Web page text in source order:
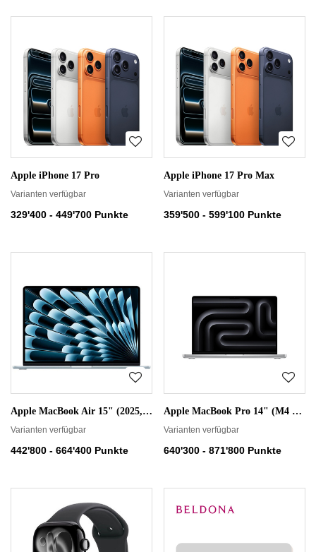
Apple iPhone 17 Pro
Varianten verfügbar
329'400 - 449'700 Punkte
Apple iPhone 17 Pro Max
Varianten verfügbar
359'500 - 599'100 Punkte
Apple MacBook Air 15" (2025, M4)
Varianten verfügbar
442'800 - 664'400 Punkte
Apple MacBook Pro 14" (M4 Pro, 2024)
Varianten verfügbar
640'300 - 871'800 Punkte